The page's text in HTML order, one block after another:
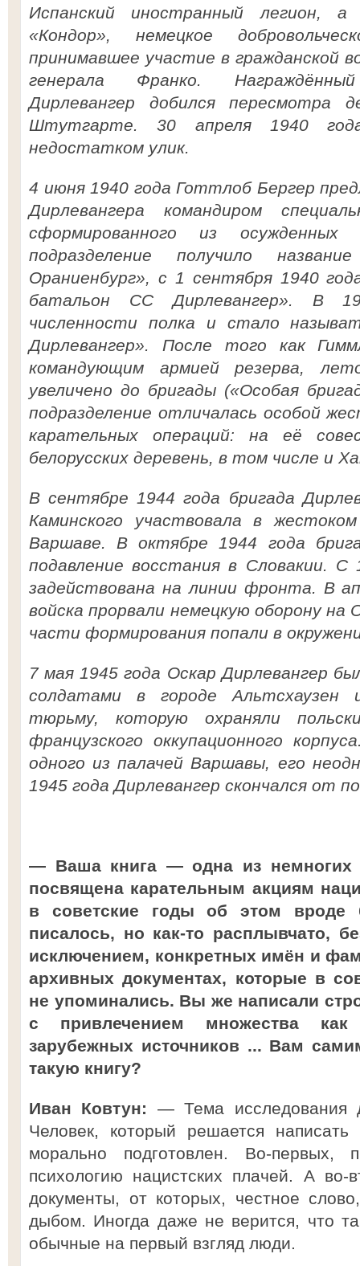
Испанский иностранный легион,
«Кондор», немецкое
принимавшее участие в гражданской
генерала Франко.
Дирлевангер добился пересмотра
Штутгарте. 30 апреля 1940
недостатком улик.
4 июня 1940 года Готтлоб Бергер
Дирлевангера командиром
сформированного из осужденных
подразделение получило
Ораниенбург», с 1 сентября 1940
батальон СС Дирлевангер». В
численности полка и стало
Дирлевангер». После того как
командующим армией резерва,
увеличено до бригады («Особая
подразделение отличалась особой
карательных операций: на её
белорусских деревень, в том числе и
В сентябре 1944 года бригада
Каминского участвовала в
Варшаве. В октябре 1944 года
подавление восстания в Словакии.
задействована на линии фронта. В
войска прорвали немецкую оборону на
части формирования попали в
7 мая 1945 года Оскар Дирлевангер
солдатами в городе
тюрьму, которую охраняли
французского оккупационного
одного из палачей Варшавы, его
1945 года Дирлевангер скончался от
— Ваша книга — одна из немногих
посвящена карательным акциям
в советские годы об этом вроде
писалось, но как-то расплывчато,
исключением, конкретных имён и
архивных документах, которые в
не упоминались. Вы же написали
с привлечением множества
зарубежных источников ... Вам
такую книгу?
Иван Ковтун:
— Тема исследования
Человек, который решается
морально подготовлен. Во-первых,
психологию нацистских плачей. А во-
документы, от которых, честное
дыбом. Иногда даже не верится, что
обычные на первый взгляд люди.